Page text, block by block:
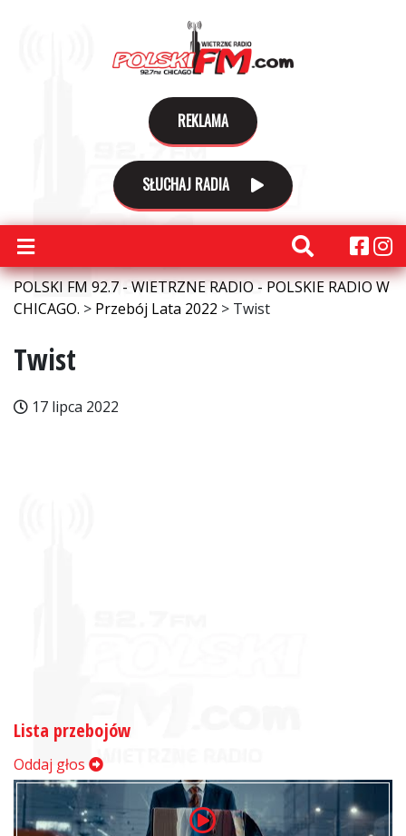
REKLAMA
SŁUCHAJ RADIA
POLSKI FM 92.7 - WIETRZNE RADIO - POLSKIE RADIO W
CHICAGO. > Przebój Lata 2022 > Twist
Twist
17 lipca 2022
Lista przebojów
Oddaj głos